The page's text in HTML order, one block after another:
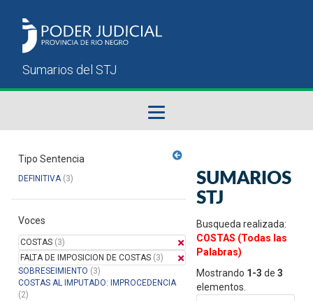
Sumarios del STJ
Manual del Usuario
Tipo Sentencia
DEFINITIVA(3)
Voces
COSTAS (3)
FALTA DE IMPOSICION DE COSTAS (3)
SOBRESEIMIENTO (3)
COSTAS AL IMPUTADO: IMPROCEDENCIA
(2)
SUMARIOS
STJ
Busqueda realizada:
COSTAS (Todas las
Palabras)
Mostrando 1-3 de 3
elementos.